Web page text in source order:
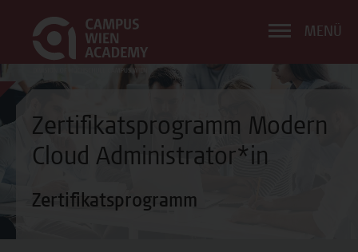
MENÜ
Zertifikatsprogramm Modern
Cloud Administrator*in
Zertifikatsprogramm